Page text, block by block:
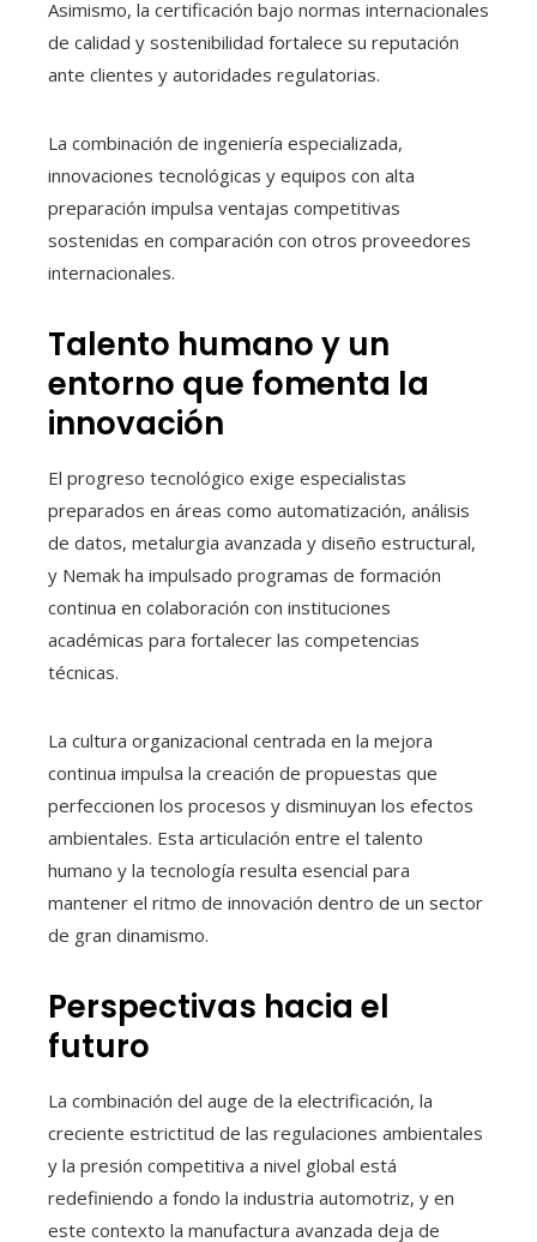
Asimismo, la certificación bajo normas internacionales
de calidad y sostenibilidad fortalece su reputación
ante clientes y autoridades regulatorias.
La combinación de ingeniería especializada,
innovaciones tecnológicas y equipos con alta
preparación impulsa ventajas competitivas
sostenidas en comparación con otros proveedores
internacionales.
Talento humano y un
entorno que fomenta la
innovación
El progreso tecnológico exige especialistas
preparados en áreas como automatización, análisis
de datos, metalurgia avanzada y diseño estructural,
y Nemak ha impulsado programas de formación
continua en colaboración con instituciones
académicas para fortalecer las competencias
técnicas.
La cultura organizacional centrada en la mejora
continua impulsa la creación de propuestas que
perfeccionen los procesos y disminuyan los efectos
ambientales. Esta articulación entre el talento
humano y la tecnología resulta esencial para
mantener el ritmo de innovación dentro de un sector
de gran dinamismo.
Perspectivas hacia el
futuro
La combinación del auge de la electrificación, la
creciente estrictitud de las regulaciones ambientales
y la presión competitiva a nivel global está
redefiniendo a fondo la industria automotriz, y en
este contexto la manufactura avanzada deja de